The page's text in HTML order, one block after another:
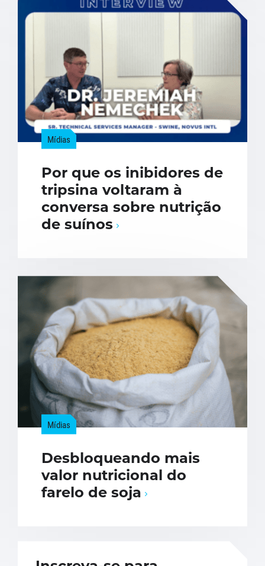
Mídias
Por que os inibidores de
tripsina voltaram à
conversa sobre nutrição
de suínos
Mídias
Desbloqueando mais
valor nutricional do
farelo de soja